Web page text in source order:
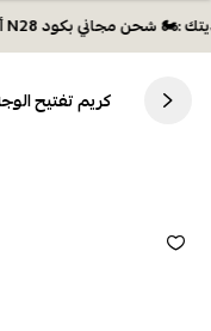
كريم تفتيح